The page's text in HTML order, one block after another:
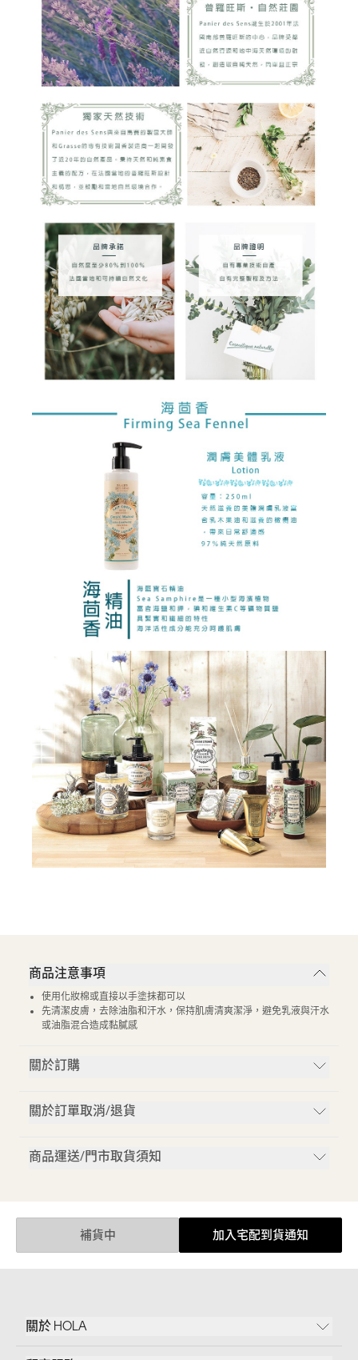
商品注意事項
使用化妝棉或直接以手塗抹都可以
先清潔皮膚，去除油脂和汗水，保持肌膚清爽潔淨，避免乳液與汗水
或油脂混合造成黏膩感
關於訂購
關於訂單取消/退貨
商品運送/門市取貨須知
補貨中 加入宅配到貨通知
關於 HOLA